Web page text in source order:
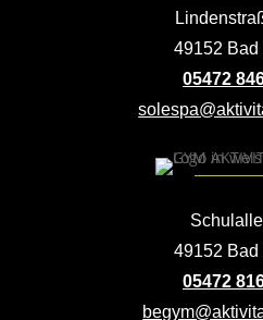
49152 Bad
05472
49152 Bad
05472